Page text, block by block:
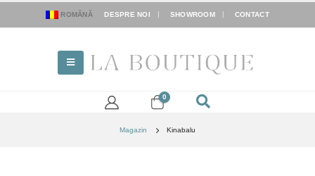
ROMÂNĂ DESPRE NOI SHOWROOM CONTACT
0
Magazin Kinabalu